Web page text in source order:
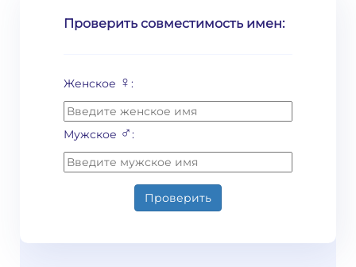
Проверить совместимость имен:
Женское ♀ :
Мужское ♂:
Проверить